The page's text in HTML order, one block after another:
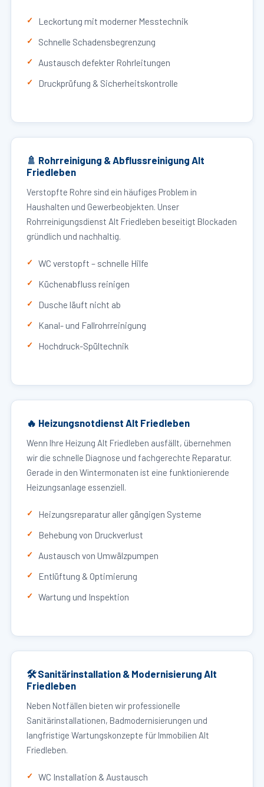
Leckortung mit moderner Messtechnik
Schnelle Schadensbegrenzung
Austausch defekter Rohrleitungen
Druckprüfung & Sicherheitskontrolle
🚿 Rohrreinigung & Abflussreinigung Alt
Friedleben
Verstopfte Rohre sind ein häufiges Problem in
Haushalten und Gewerbeobjekten. Unser
Rohrreinigungsdienst Alt Friedleben beseitigt Blockaden
gründlich und nachhaltig.
WC verstopft – schnelle Hilfe
Küchenabfluss reinigen
Dusche läuft nicht ab
Kanal- und Fallrohrreinigung
Hochdruck-Spültechnik
🔥 Heizungsnotdienst Alt Friedleben
Wenn Ihre Heizung Alt Friedleben ausfällt, übernehmen
wir die schnelle Diagnose und fachgerechte Reparatur.
Gerade in den Wintermonaten ist eine funktionierende
Heizungsanlage essenziell.
Heizungsreparatur aller gängigen Systeme
Behebung von Druckverlust
Austausch von Umwälzpumpen
Entlüftung & Optimierung
Wartung und Inspektion
🛠 Sanitärinstallation & Modernisierung Alt
Friedleben
Neben Notfällen bieten wir professionelle
Sanitärinstallationen, Badmodernisierungen und
langfristige Wartungskonzepte für Immobilien Alt
Friedleben.
WC Installation & Austausch